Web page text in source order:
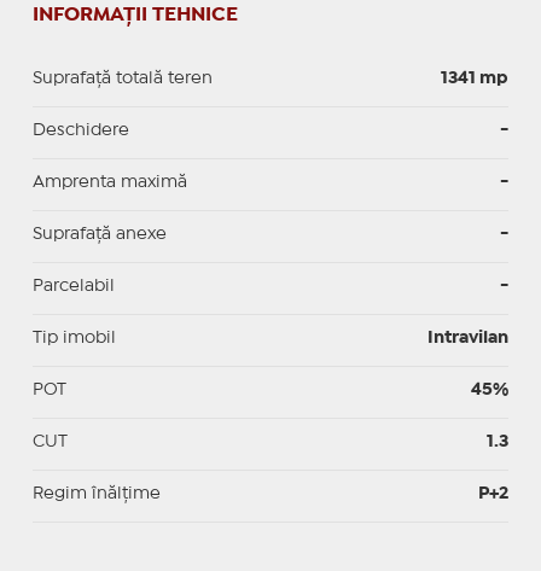
INFORMAȚII TEHNICE
Suprafață totală teren 1341 mp
Deschidere -
Amprenta maximă -
Suprafață anexe -
Parcelabil -
Tip imobil Intravilan
POT 45%
CUT 1.3
Regim înălțime P+2